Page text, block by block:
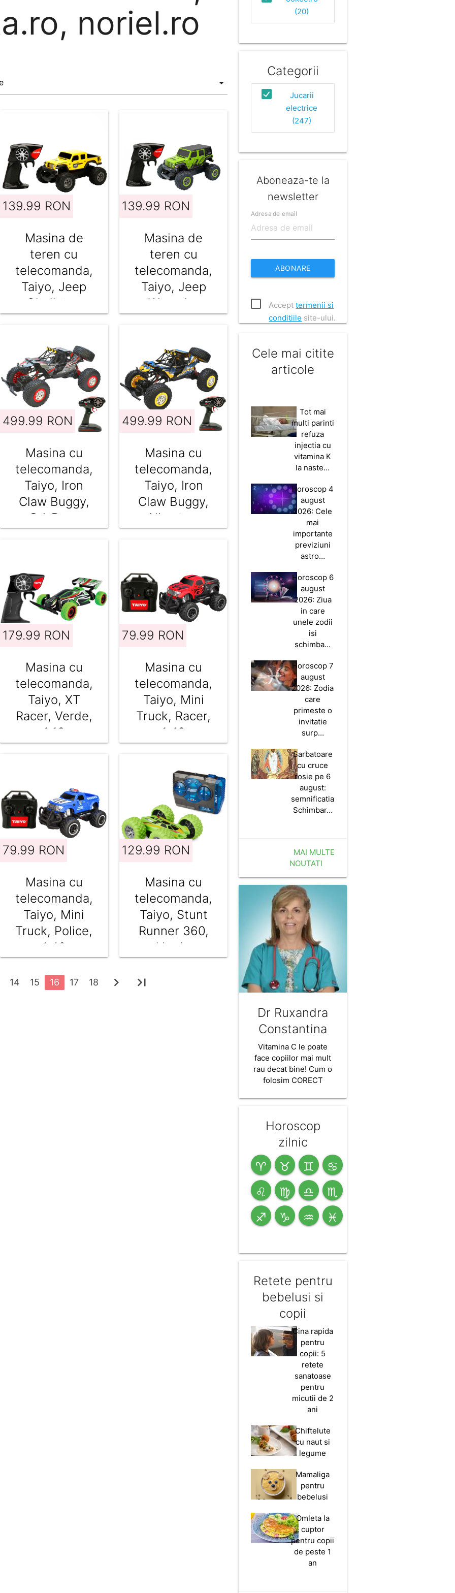
noriel.ro
139.99 RON
Masina de
teren cu
telecomanda,
Taiyo, Jeep
Gladiator,
Galben, 1:22
139.99 RON
Masina de
teren cu
telecomanda,
Taiyo, Jeep
Wrangler
Sahara
Verde, 1:22
499.99 RON
Masina cu
telecomanda,
Taiyo, Iron
Claw Buggy,
Gri-Rosu
499.99 RON
Masina cu
telecomanda,
Taiyo, Iron
Claw Buggy,
Albastru-
179.99 RON
Masina cu
telecomanda,
Taiyo, XT
Racer, Verde,
1:18
79.99 RON
Masina cu
telecomanda,
Taiyo, Mini
Truck, Racer,
1:40
79.99 RON
Masina cu
telecomanda,
Taiyo, Mini
Truck, Police,
1:40
129.99 RON
Masina cu
telecomanda,
Taiyo, Stunt
Runner 360,
Verde
14 15 16 17 18 chevron_right last_page
(20)
Categorii
Jucarii
electrice
(247)
Aboneaza-te la
newsletter
Adresa de email
ABONARE
Accepttermenii si
conditiile site-ului.
Cele mai citite
articole
Tot mai
multi parinti
refuza
injectia cu
vitamina K
la naste…
Horoscop 4
august
2026: Cele
mai
importante
previziuni
astro…
Horoscop 6
august
2026: Ziua
in care
unele zodii
isi
schimba…
Horoscop 7
august
2026: Zodia
care
primeste o
invitatie
surp…
Sarbatoare
cu cruce
rosie pe 6
august:
semnificatia
Schimbar…
MAI MULTE
NOUTATI
Dr Ruxandra
Constantina
Vitamina C le poate
face copiilor mai mult
rau decat bine! Cum o
folosim CORECT
Horoscop
zilnic
♈ ♉ ♊ ♋
♌ ♍ ♎ ♏
♐ ♑ ♒ ♓
Retete pentru
bebelusi si
copii
Cina rapida
pentru
copii: 5
retete
sanatoase
pentru
micutii de 2
ani
Chiftelute
cu naut si
legume
Mamaliga
pentru
bebelusi
Omleta la
cuptor
pentru copii
de peste 1
an